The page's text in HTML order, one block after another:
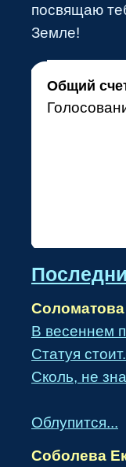
посвящаю
Земле!
•
Общий
•
В весеннем
Статуя стоит.
Сколь, не
Облупится...
Соболева